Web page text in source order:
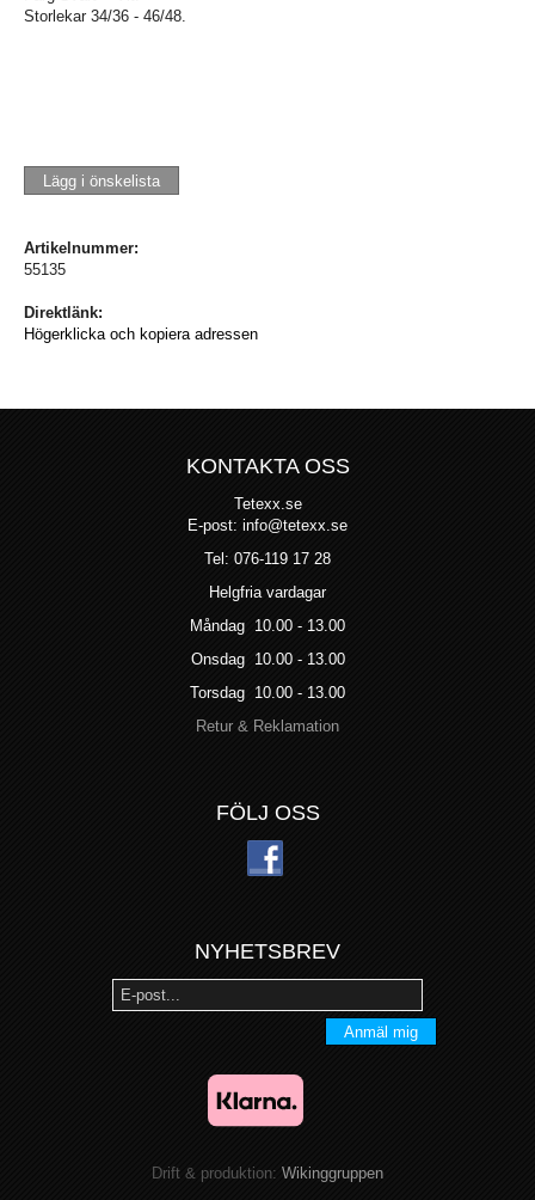
Storlekar 34/36 - 46/48.
Lägg i önskelista
Artikelnummer:
55135
Direktlänk:
Högerklicka och kopiera adressen
KONTAKTA OSS
Tetexx.se
E-post: info@tetexx.se
Tel: 076-119 17 28
Helgfria vardagar
Måndag 10.00 - 13.00
Onsdag 10.00 - 13.00
Torsdag 10.00 - 13.00
Retur & Reklamation
FÖLJ OSS
NYHETSBREV
Anmäl mig
Drift & produktion: Wikinggruppen